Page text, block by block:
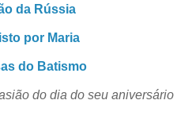
da Rússia
por Maria
do Batismo
do dia do seu aniversário